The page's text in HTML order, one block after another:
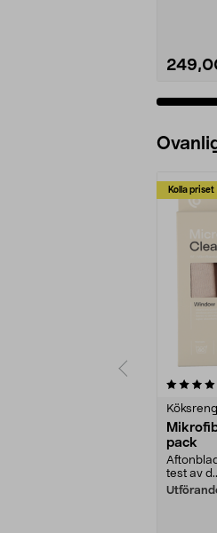
Kolla priset
pack
test av